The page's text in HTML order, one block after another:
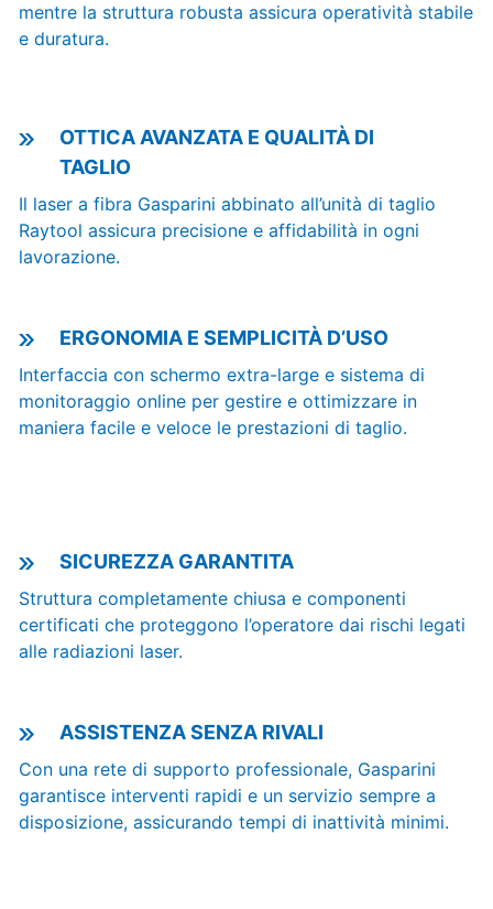
mentre la struttura robusta assicura operatività stabile
e duratura.
OTTICA AVANZATA E QUALITÀ DI
TAGLIO
Il laser a fibra Gasparini abbinato all’unità di taglio
Raytool assicura precisione e affidabilità in ogni
lavorazione.
ERGONOMIA E SEMPLICITÀ D’USO
Interfaccia con schermo extra-large e sistema di
monitoraggio online per gestire e ottimizzare in
maniera facile e veloce le prestazioni di taglio.
SICUREZZA GARANTITA
Struttura completamente chiusa e componenti
certificati che proteggono l’operatore dai rischi legati
alle radiazioni laser.
ASSISTENZA SENZA RIVALI
Con una rete di supporto professionale, Gasparini
garantisce interventi rapidi e un servizio sempre a
disposizione, assicurando tempi di inattività minimi.